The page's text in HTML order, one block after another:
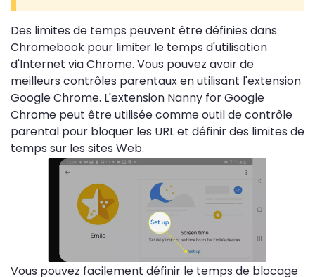
Des limites de temps peuvent être définies dans
Chromebook pour limiter le temps d'utilisation
d'Internet via Chrome. Vous pouvez avoir de
meilleurs contrôles parentaux en utilisant l'extension
Google Chrome. L'extension Nanny for Google
Chrome peut être utilisée comme outil de contrôle
parental pour bloquer les URL et définir des limites de
temps sur les sites Web.
Vous pouvez facilement définir le temps de blocage